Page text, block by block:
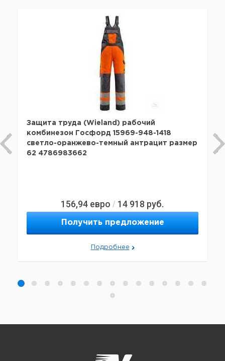
Защита труда (Wieland) рабочий
комбинезон Госфорд 15969-948-1418
светло-оранжево-темный антрацит размер
62 4786983662
156,94 евро / 14 918 руб.
Получить предложение
Подробнее